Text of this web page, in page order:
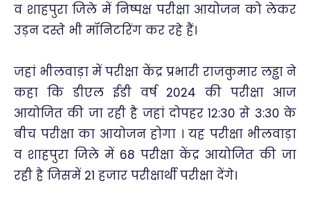
व शाहपुरा जिले में निष्पक्ष परीक्षा आयोजन को लेकर
उड़न दस्ते भी मॉनिटरिंग कर रहे हैं।
जहां भीलवाड़ा में परीक्षा केंद्र प्रभारी राजकुमार लड्ढा ने
कहा कि डीएल ईडी वर्ष 2024 की परीक्षा आज
आयोजित की जा रही है जहां दोपहर 12:30 से 3:30 के
बीच परीक्षा का आयोजन होगा । यह परीक्षा भीलवाड़ा
व शाहपुरा जिले में 68 परीक्षा केंद्र आयोजित की जा
रही है जिसमें 21 हजार परीक्षार्थी परीक्षा देंगे।